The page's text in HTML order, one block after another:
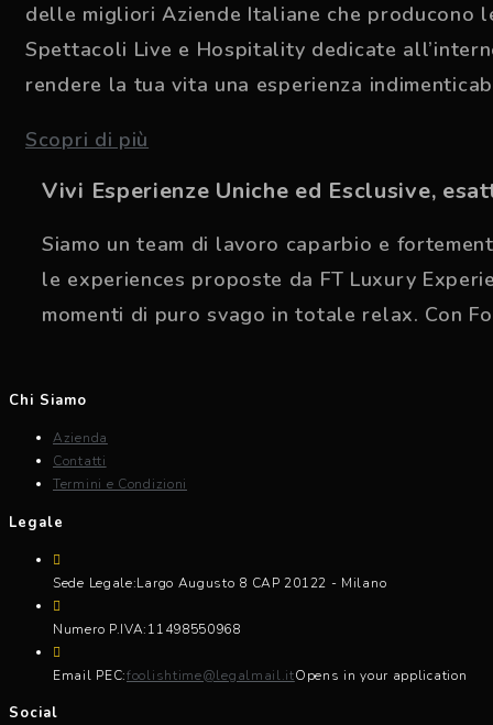
delle migliori Aziende Italiane che producono
Spettacoli Live e Hospitality dedicate
rendere la tua vita una esperienza
Scopri di più
Vivi Esperienze Uniche ed Esclusive,
Siamo un team di lavoro caparbio e
le experiences proposte da FT Luxury
momenti di puro svago in totale relax. Con
Chi Siamo
Azienda
Contatti
Termini e Condizioni
Legale
Sede Legale:Largo Augusto 8 CAP 20122 - Milano
Numero P.IVA:11498550968
Email PEC:foolishtime@legalmail.itOpens in your application
Social